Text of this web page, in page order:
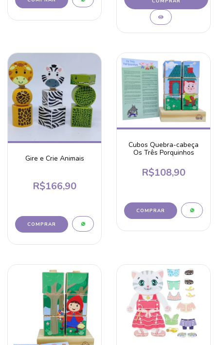
Gire e Crie Animais
R$166,90
Cubos Quebra-cabeça
Os Três Porquinhos
R$108,90